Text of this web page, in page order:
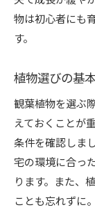
物は初心者にも
す。
植物選びの基
観葉植物を選ぶ
えておくことが
条件を確認しま
宅の環境に合っ
ります。また、
ことも忘れずに